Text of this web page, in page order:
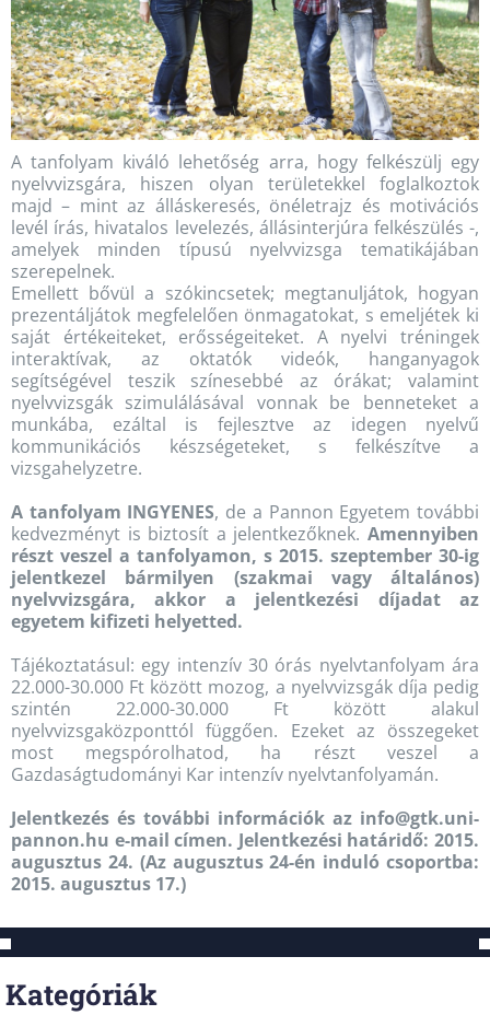
A tanfolyam kiváló lehetőség arra, hogy felkészülj egy
nyelvvizsgára, hiszen olyan területekkel foglalkoztok
majd – mint az álláskeresés, önéletrajz és motivációs
levél írás, hivatalos levelezés, állásinterjúra felkészülés -,
amelyek minden típusú nyelvvizsga tematikájában
szerepelnek.
Emellett bővül a szókincsetek; megtanuljátok, hogyan
prezentáljátok megfelelően önmagatokat, s emeljétek ki
saját értékeiteket, erősségeiteket. A nyelvi tréningek
interaktívak, az oktatók videók, hanganyagok
segítségével teszik színesebbé az órákat; valamint
nyelvvizsgák szimulálásával vonnak be benneteket a
munkába, ezáltal is fejlesztve az idegen nyelvű
kommunikációs készségeteket, s felkészítve a
vizsgahelyzetre.
A tanfolyam INGYENES, de a Pannon Egyetem további
kedvezményt is biztosít a jelentkezőknek. Amennyiben
részt veszel a tanfolyamon, s 2015. szeptember 30-ig
jelentkezel bármilyen (szakmai vagy általános)
nyelvvizsgára, akkor a jelentkezési díjadat az
egyetem kifizeti helyetted.
Tájékoztatásul: egy intenzív 30 órás nyelvtanfolyam ára
22.000-30.000 Ft között mozog, a nyelvvizsgák díja pedig
szintén 22.000-30.000 Ft között alakul
nyelvvizsgaközponttól függően. Ezeket az összegeket
most megspórolhatod, ha részt veszel a
Gazdaságtudományi Kar intenzív nyelvtanfolyamán.
Jelentkezés és további információk az info@gtk.uni-
pannon.hu e-mail címen. Jelentkezési határidő: 2015.
augusztus 24. (Az augusztus 24-én induló csoportba:
2015. augusztus 17.)
Kategóriák